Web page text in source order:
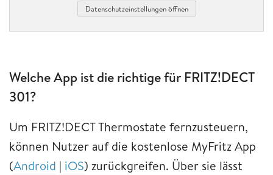
Datenschutzeinstellungen öffnen
Welche App ist die richtige für FRITZ!DECT
301?
Um FRITZ!DECT Thermostate fernzusteuern,
können Nutzer auf die kostenlose MyFritz App
(Android | iOS) zurückgreifen. Über sie lässt